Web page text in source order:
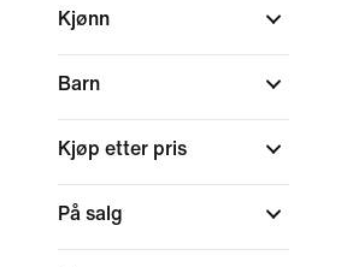
Kjønn
Barn
Kjøp etter pris
På salg